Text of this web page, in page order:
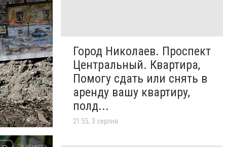
Город Николаев. Проспект
Центральный. Квартира,
Помогу сдать или снять в
аренду вашу квартиру,
полд...
21:55, 3 серпня